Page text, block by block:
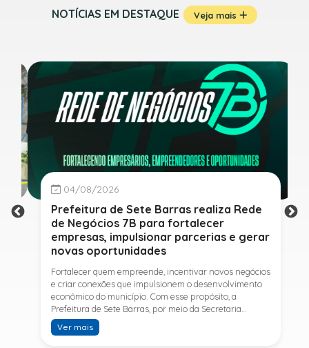
NOTÍCIAS EM DESTAQUE Veja mais
04/08/2026
Prefeitura de Sete Barras realiza Rede
de Negócios 7B para fortalecer
empresas, impulsionar parcerias e gerar
novas oportunidades
Fortalecer quem empreende, incentivar novos negócios
e criar conexões que impulsionem o desenvolvimento
econômico do município. Com esse propósito, a
Prefeitura de Sete Barras, por meio da Secretaria
Municipal de Turismo e Desenvolvimento Econômico,
promove na próxima terça-feira (11) a Rede de Negócios
Ver mais